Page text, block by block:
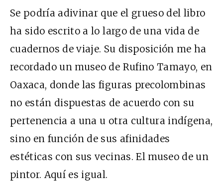
Se podría adivinar que el grueso del libro
ha sido escrito a lo largo de una vida de
cuadernos de viaje. Su disposición me ha
recordado un museo de Rufino Tamayo, en
Oaxaca, donde las figuras precolombinas
no están dispuestas de acuerdo con su
pertenencia a una u otra cultura indígena,
sino en función de sus afinidades
estéticas con sus vecinas. El museo de un
pintor. Aquí es igual.